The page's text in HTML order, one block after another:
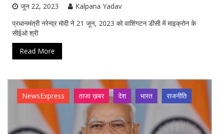
जून 22, 2023
Kalpana Yadav
प्रधानमंत्री नरेन्द्र मोदी ने 21 जून, 2023 को वाशिंगटन डीसी में माइक्रोन के
सीईओ श्री
Read More
NewsExpress ताजा ख़बर देश भारत राजनीति